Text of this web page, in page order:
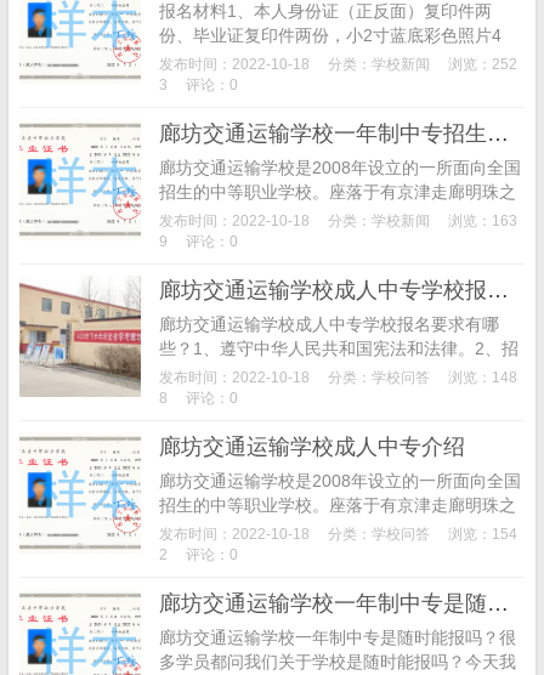
报名材料1、本人身份证（正反面）复印件两
份、毕业证复印件两份，小2寸蓝底彩色照片4
张、小2寸蓝底电子照片一份（以身份证号加姓
名命名，分辨率300像素）。报名电话：188031
发布时间：2022-10-18 分类： 学校新闻
浏览：252
3
评论：0
廊坊交通运输学校一年制中专招生专业
廊坊交通运输学校是2008年设立的一所面向全国
招生的中等职业学校。座落于有京津走廊明珠之
称的廊坊市北环道。成人中专、成人高中为有志
之士开辟了一条通往成功之路，通过我校有针对
发布时间：2022-10-18 分类： 学校新闻
浏览：163
9
评论：0
廊坊交通运输学校成人中专学校报名要求有哪些
廊坊交通运输学校成人中专学校报名要求有哪
些？1、遵守中华人民共和国宪法和法律。2、招
生对象：初高中毕业生、退役军人、退役运动
员、下岗职工、返乡农民工、各类在岗职工、社
发布时间：2022-10-18 分类： 学校问答
浏览：148
8
评论：0
廊坊交通运输学校成人中专介绍
廊坊交通运输学校是2008年设立的一所面向全国
招生的中等职业学校。座落于有京津走廊明珠之
称的廊坊市北环道。学校拥有数字化教学中心、
教学楼、多媒体教室、形体房、化妆室、画室、
发布时间：2022-10-18 分类： 学校问答
浏览：154
2
评论：0
​廊坊交通运输学校一年制中专是随时能报吗
廊坊交通运输学校一年制中专是随时能报吗？很
多学员都问我们关于学校是随时能报吗？今天我